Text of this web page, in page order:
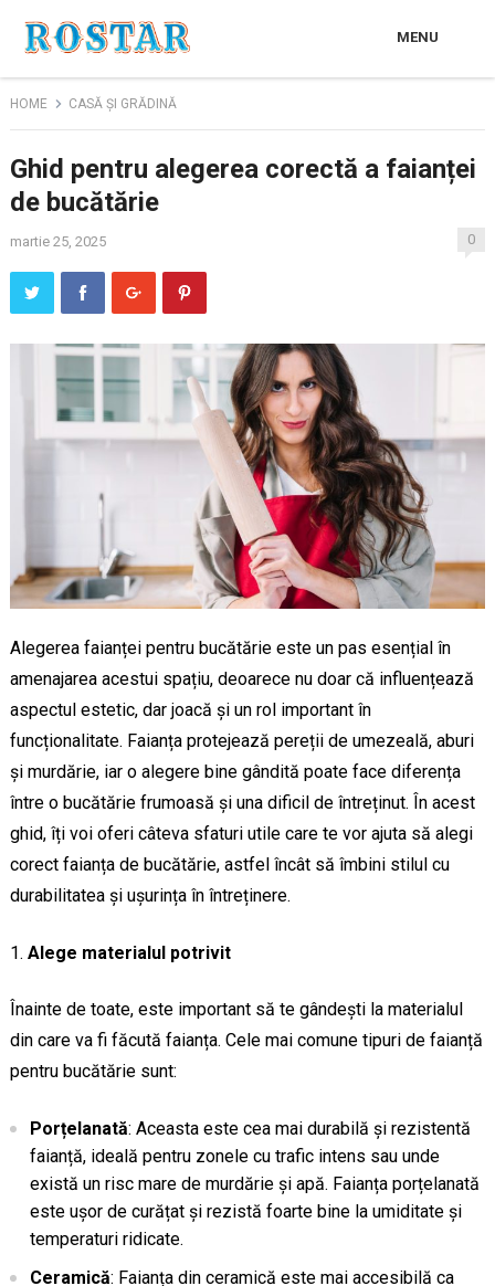
MENU
HOME CASĂ ȘI GRĂDINĂ
Ghid pentru alegerea corectă a faianței
de bucătărie
martie 25, 2025 0
Alegerea faianței pentru bucătărie este un pas esențial în
amenajarea acestui spațiu, deoarece nu doar că influențează
aspectul estetic, dar joacă și un rol important în
funcționalitate. Faianța protejează pereții de umezeală, aburi
și murdărie, iar o alegere bine gândită poate face diferența
între o bucătărie frumoasă și una dificil de întreținut. În acest
ghid, îți voi oferi câteva sfaturi utile care te vor ajuta să alegi
corect faianța de bucătărie, astfel încât să îmbini stilul cu
durabilitatea și ușurința în întreținere.
Alege materialul potrivit
Înainte de toate, este important să te gândești la materialul
din care va fi făcută faianța. Cele mai comune tipuri de faianță
pentru bucătărie sunt:
Porțelanată: Aceasta este cea mai durabilă și rezistentă
faianță, ideală pentru zonele cu trafic intens sau unde
există un risc mare de murdărie și apă. Faianța porțelanată
este ușor de curățat și rezistă foarte bine la umiditate și
temperaturi ridicate.
Ceramică: Faianța din ceramică este mai accesibilă ca